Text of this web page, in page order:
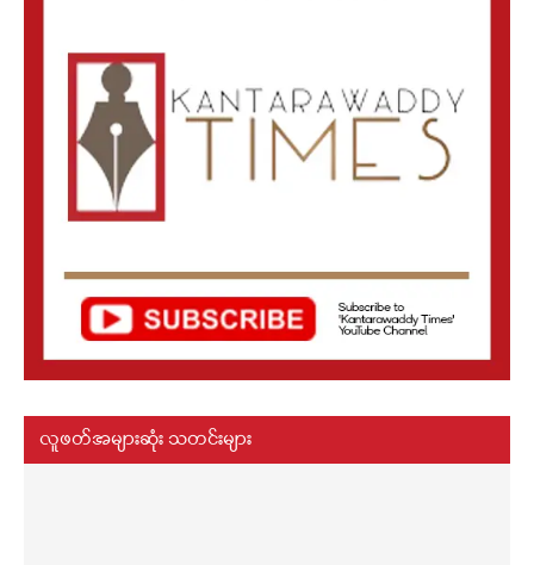
လူဖတ်အများဆုံး သတင်းများ